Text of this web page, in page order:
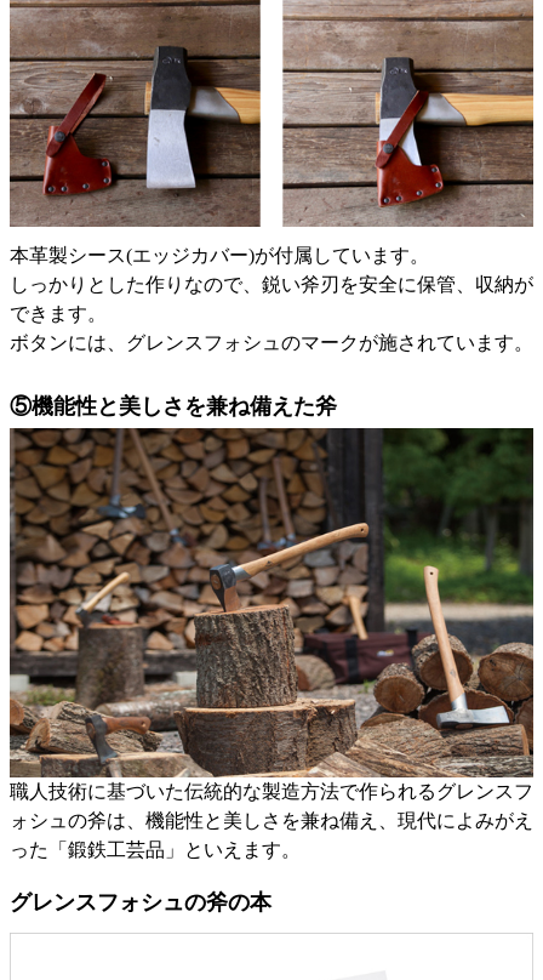
本革製シース(エッジカバー)が付属しています。
しっかりとした作りなので、鋭い斧刃を安全に保管、収納が
できます。
ボタンには、グレンスフォシュのマークが施されています。
⑤機能性と美しさを兼ね備えた斧
職人技術に基づいた伝統的な製造方法で作られるグレンスフ
ォシュの斧は、機能性と美しさを兼ね備え、現代によみがえ
った「鍛鉄工芸品」といえます。
グレンスフォシュの斧の本